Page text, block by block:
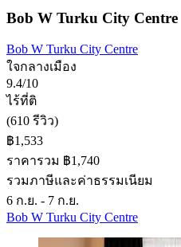
Bob W Turku City Centre
Bob W Turku City Centre
ใจกลางเมือง
9.4/10
ไร้ที่ติ
(610 รีวิว)
฿1,533
ราคารวม ฿1,740
รวมภาษีและค่าธรรมเนียม
6 ก.ย. - 7 ก.ย.
Bob W Turku City Centre